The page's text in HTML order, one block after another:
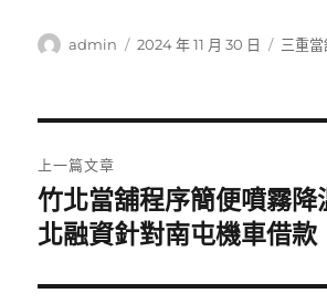
作
admin
發
2024 年 11 月 30 日
分
三重當
章
導
覽
上一篇文章
上
一
文
竹北當舖程序簡便噴霧降
北融資針對南屯機車借款